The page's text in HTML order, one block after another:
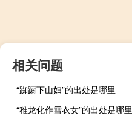
相关问题
“踟蹰下山妇”的出处是哪里
“稚龙化作雪衣女”的出处是哪里